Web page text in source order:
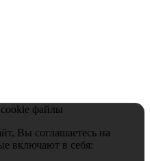
файлы
Вы соглашаетесь на
включают в себя: